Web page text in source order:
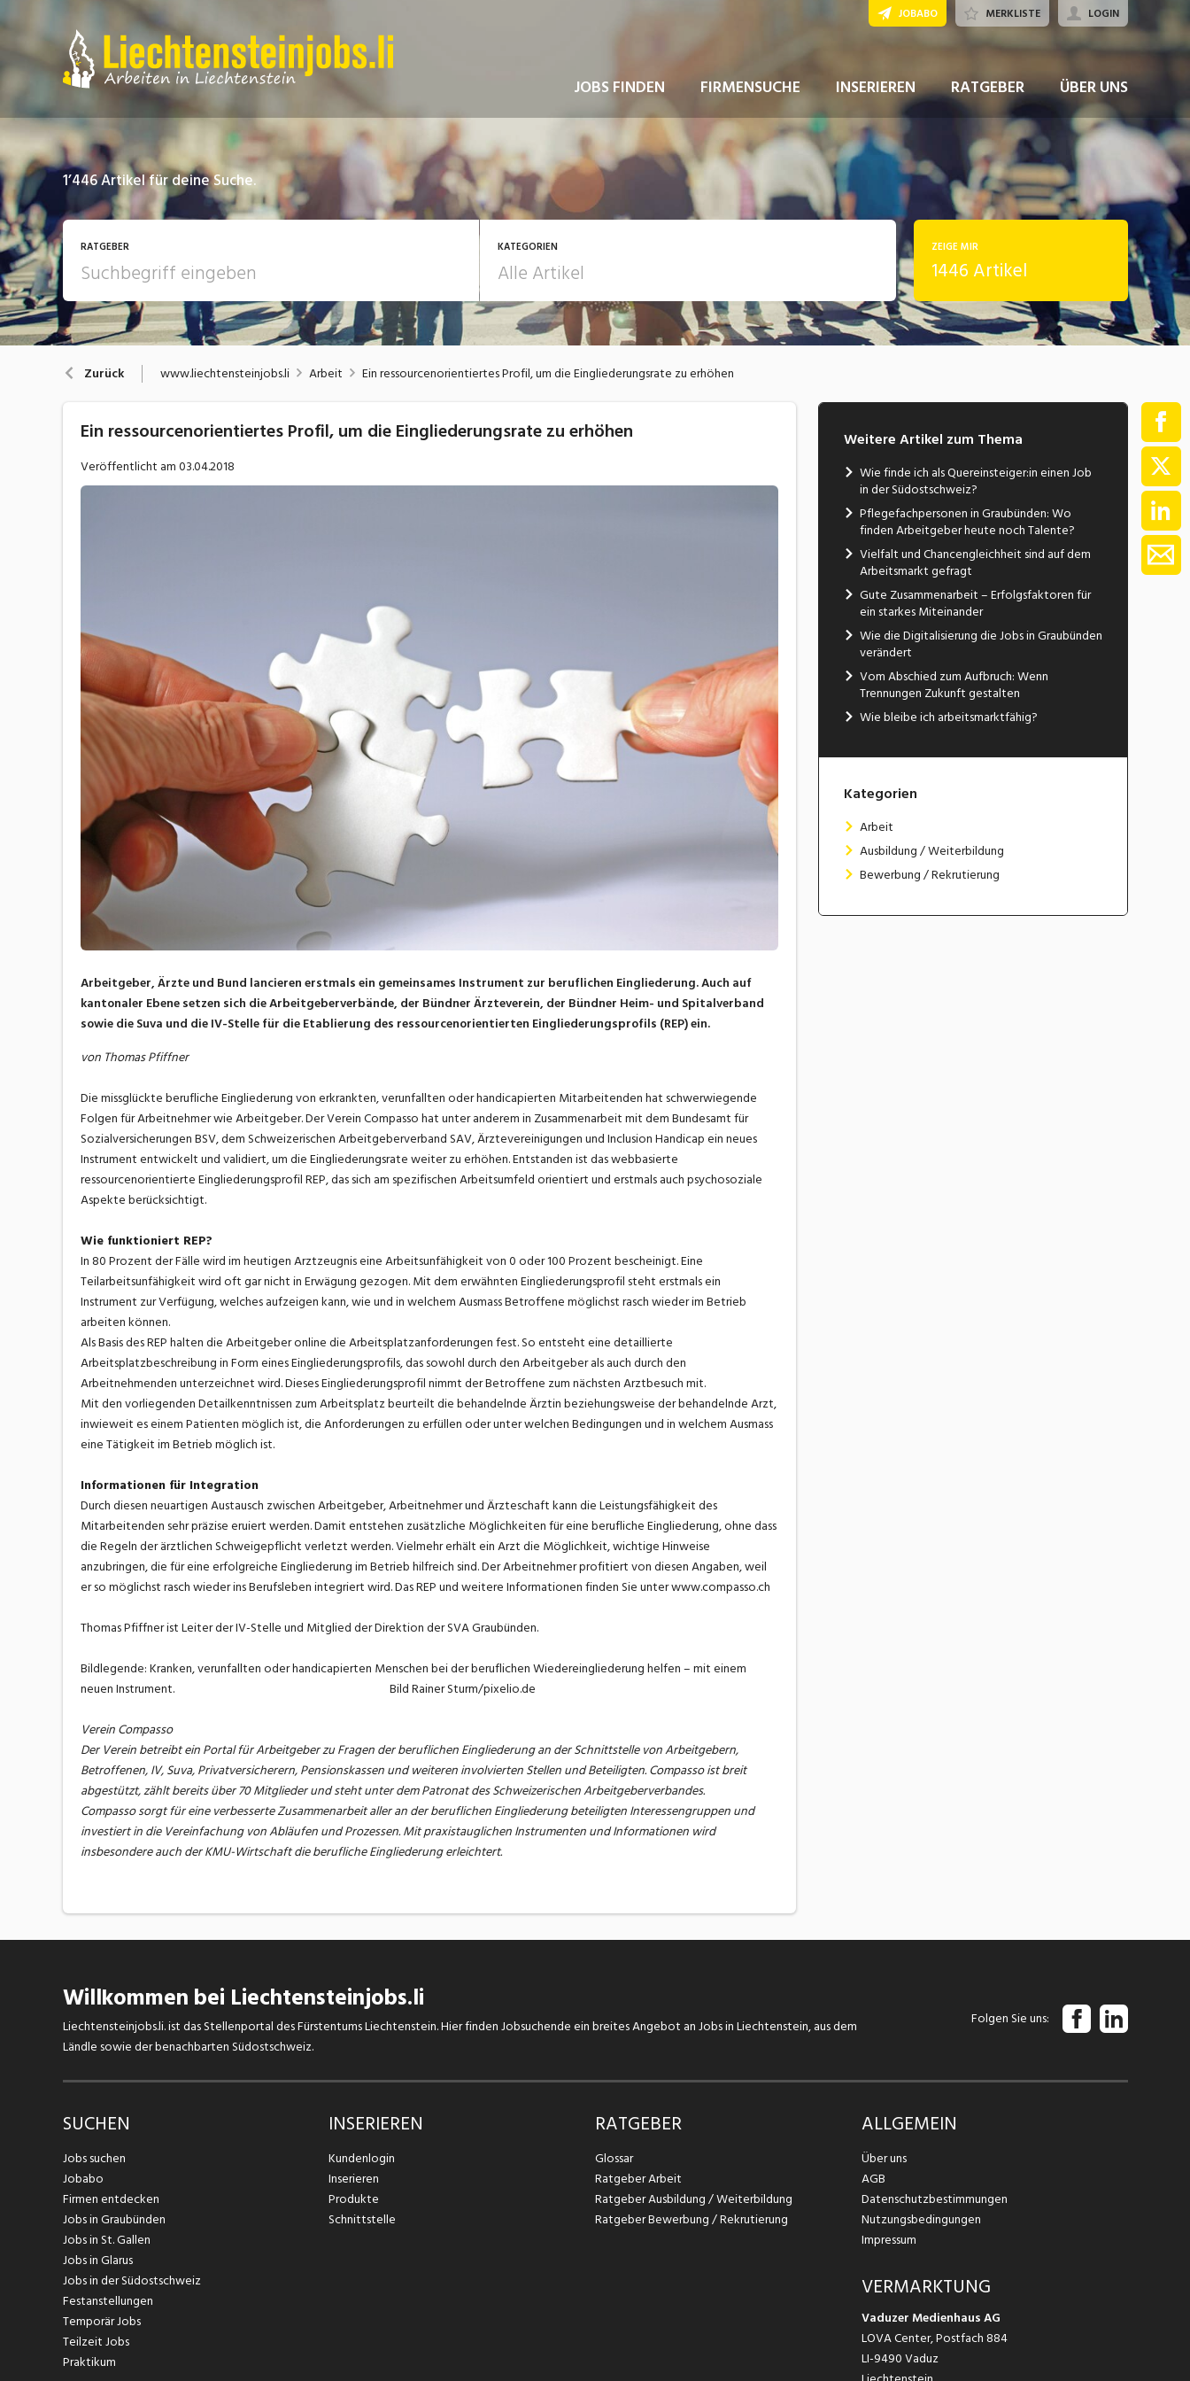
JOBS FINDEN FIRMENSUCHE INSERIEREN RATGEBER ÜBER UNS
JOBABO MERKLISTE LOGIN
1’446Artikel für deine Suche.
RATGEBER KATEGORIEN
Arbeit Ausbildung / Weiterbildung Bewerbung / Rekrutierung
ZEIGE MIR
1446 Artikel
Zurück www.liechtensteinjobs.li Arbeit Ein ressourcenorientiertes Profil, um die Eingliederungsrate zu erhöhen
Ein ressourcenorientiertes Profil, um die Eingliederungsrate zu erhöhen
Veröffentlicht am03.04.2018
Arbeitgeber, Ärzte und Bund lancieren erstmals ein gemeinsames Instrument zur beruflichen Eingliederung. Auch auf
kantonaler Ebene setzen sich die Arbeitgeberverbände, der Bündner Ärzteverein, der Bündner Heim- und Spitalverband
sowie die Suva und die IV-Stelle für die Etablierung des ressourcenorientierten Eingliederungsprofils (REP) ein.
von Thomas Pfiffner
Die missglückte berufliche Eingliederung von erkrankten, verunfallten oder handicapierten Mitarbeitenden hat schwerwiegende
Folgen für Arbeitnehmer wie Arbeitgeber. Der Verein Compasso hat unter anderem in Zusammenarbeit mit dem Bundesamt für
Sozialversicherungen BSV, dem Schweizerischen Arbeitgeberverband SAV, Ärztevereinigungen und Inclusion Handicap ein neues
Instrument entwickelt und validiert, um die Eingliederungsrate weiter zu erhöhen. Entstanden ist das webbasierte
ressourcenorientierte Eingliederungsprofil REP, das sich am spezifischen Arbeitsumfeld orientiert und erstmals auch psychosoziale
Aspekte berücksichtigt.
Wie funktioniert REP?
In 80 Prozent der Fälle wird im heutigen Arztzeugnis eine Arbeitsunfähigkeit von 0 oder 100 Prozent bescheinigt. Eine
Teilarbeitsunfähigkeit wird oft gar nicht in Erwägung gezogen. Mit dem erwähnten Eingliederungsprofil steht erstmals ein
Instrument zur Verfügung, welches aufzeigen kann, wie und in welchem Ausmass Betroffene möglichst rasch wieder im Betrieb
arbeiten können.
Als Basis des REP halten die Arbeitgeber online die Arbeitsplatzanforderungen fest. So entsteht eine detaillierte
Arbeitsplatzbeschreibung in Form eines Eingliederungsprofils, das sowohl durch den Arbeitgeber als auch durch den
Arbeitnehmenden unterzeichnet wird. Dieses Eingliederungsprofil nimmt der Betroffene zum nächsten Arztbesuch mit.
Mit den vorliegenden Detailkenntnissen zum Arbeitsplatz beurteilt die behandelnde Ärztin beziehungsweise der behandelnde Arzt,
inwieweit es einem Patienten möglich ist, die Anforderungen zu erfüllen oder unter welchen Bedingungen und in welchem Ausmass
eine Tätigkeit im Betrieb möglich ist.
Informationen für Integration
Durch diesen neuartigen Austausch zwischen Arbeitgeber, Arbeitnehmer und Ärzteschaft kann die Leistungsfähigkeit des
Mitarbeitenden sehr präzise eruiert werden. Damit entstehen zusätzliche Möglichkeiten für eine berufliche Eingliederung, ohne dass
die Regeln der ärztlichen Schweigepflicht verletzt werden. Vielmehr erhält ein Arzt die Möglichkeit, wichtige Hinweise
anzubringen, die für eine erfolgreiche Eingliederung im Betrieb hilfreich sind. Der Arbeitnehmer profitiert von diesen Angaben, weil
er so möglichst rasch wieder ins Berufsleben integriert wird. Das REP und weitere Informationen finden Sie unter www.compasso.ch
Thomas Pfiffner ist Leiter der IV-Stelle und Mitglied der Direktion der SVA Graubünden.
Bildlegende: Kranken, verunfallten oder handicapierten Menschen bei der beruflichen Wiedereingliederung helfen – mit einem
neuen Instrument. Bild Rainer Sturm/pixelio.de
Verein Compasso
Der Verein betreibt ein Portal für Arbeitgeber zu Fragen der beruflichen Eingliederung an der Schnittstelle von Arbeitgebern,
Betroffenen, IV, Suva, Privatversicherern, Pensionskassen und weiteren involvierten Stellen und Beteiligten. Compasso ist breit
abgestützt, zählt bereits über 70 Mitglieder und steht unter dem Patronat des Schweizerischen Arbeitgeberverbandes.
Compasso sorgt für eine verbesserte Zusammenarbeit aller an der beruflichen Eingliederung beteiligten Interessengruppen und
investiert in die Vereinfachung von Abläufen und Prozessen. Mit praxistauglichen Instrumenten und Informationen wird
insbesondere auch der KMU-Wirtschaft die berufliche Eingliederung erleichtert.
Weitere Artikel zum Thema
Wie finde ich als Quereinsteiger:in einen Job
in der Südostschweiz?
Pflegefachpersonen in Graubünden: Wo
finden Arbeitgeber heute noch Talente?
Vielfalt und Chancengleichheit sind auf dem
Arbeitsmarkt gefragt
Gute Zusammenarbeit – Erfolgsfaktoren für
ein starkes Miteinander
Wie die Digitalisierung die Jobs in Graubünden
verändert
Vom Abschied zum Aufbruch: Wenn
Trennungen Zukunft gestalten
Wie bleibe ich arbeitsmarktfähig?
Kategorien
Arbeit
Ausbildung / Weiterbildung
Bewerbung / Rekrutierung
Willkommen bei Liechtensteinjobs.li
Liechtensteinjobs.li. ist das Stellenportal des Fürstentums Liechtenstein. Hier finden Jobsuchende ein breites Angebot an Jobs in Liechtenstein, aus dem
Ländle sowie der benachbarten Südostschweiz.
Folgen Sie uns
SUCHEN
Jobs suchen
Jobabo
Firmen entdecken
Jobs in Graubünden
Jobs in St. Gallen
Jobs in Glarus
Jobs in der Südostschweiz
Festanstellungen
Temporär Jobs
Teilzeit Jobs
Praktikum
INSERIEREN
Kundenlogin
Inserieren
Produkte
Schnittstelle
RATGEBER
Glossar
Ratgeber Arbeit
Ratgeber Ausbildung / Weiterbildung
Ratgeber Bewerbung / Rekrutierung
ALLGEMEIN
Über uns
AGB
Datenschutzbestimmungen
Nutzungsbedingungen
Impressum
VERMARKTUNG
Vaduzer Medienhaus AG
LOVA Center, Postfach 884
LI-9490 Vaduz